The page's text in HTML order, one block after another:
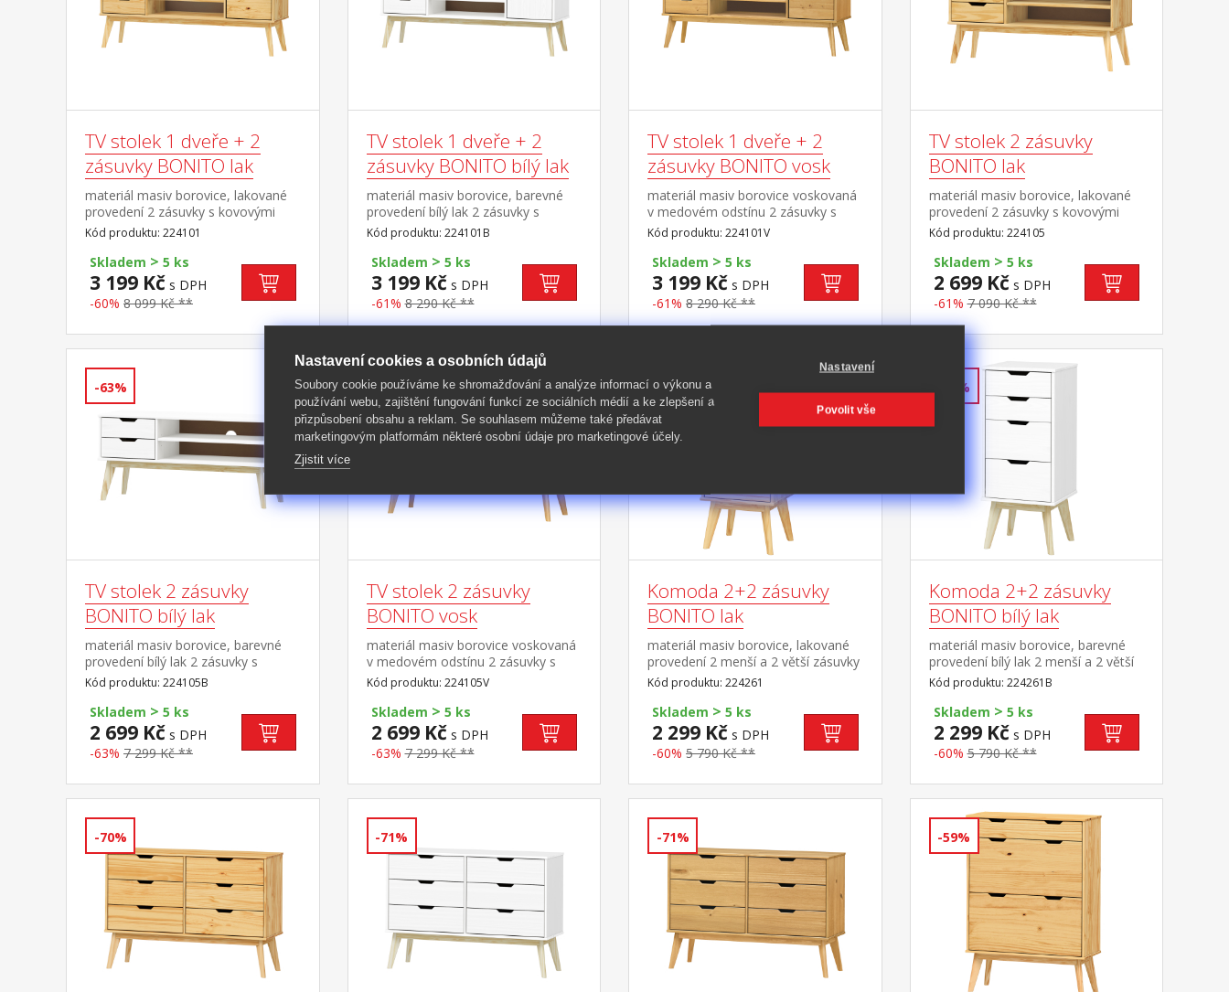
TV stolek 1 dveře + 2
zásuvky BONITO lak
materiál masiv borovice, lakované
provedení 2 zásuvky s kovovými
pojezdy, 1 dvířka, 1 police otvor na
protažení kabelů
Kód produktu: 224101
Skladem > 5 ks
3 199 Kč s DPH
-60% 8 099 Kč **
TV stolek 1 dveře + 2
zásuvky BONITO bílý lak
materiál masiv borovice, barevné
provedení bílý lak 2 zásuvky s
kovovými pojezdy, 1 dvířka, 1
police otvor na protažení kabelů
Kód produktu: 224101B
Skladem > 5 ks
3 199 Kč s DPH
-61% 8 290 Kč **
TV stolek 1 dveře + 2
zásuvky BONITO vosk
materiál masiv borovice voskovaná
v medovém odstínu 2 zásuvky s
kovovými pojezdy, 1 dvířka, 1
police otvor na protažení kabelů
Kód produktu: 224101V
Skladem > 5 ks
3 199 Kč s DPH
-61% 8 290 Kč **
TV stolek 2 zásuvky
BONITO lak
materiál masiv borovice, lakované
provedení 2 zásuvky s kovovými
pojezdy, 1 police otvor na protažení
kabelů
Kód produktu: 224105
Skladem > 5 ks
2 699 Kč s DPH
-61% 7 090 Kč **
-63%
TV stolek 2 zásuvky
BONITO bílý lak
materiál masiv borovice, barevné
provedení bílý lak 2 zásuvky s
kovovými pojezdy, 1 police otvor na
protažení kabelů
Kód produktu: 224105B
Skladem > 5 ks
2 699 Kč s DPH
-63% 7 299 Kč **
-63%
TV stolek 2 zásuvky
BONITO vosk
materiál masiv borovice voskovaná
v medovém odstínu 2 zásuvky s
kovovými pojezdy, 1 police otvor na
protažení kabelů
Kód produktu: 224105V
Skladem > 5 ks
2 699 Kč s DPH
-63% 7 299 Kč **
-60%
Komoda 2+2 zásuvky
BONITO lak
materiál masiv borovice, lakované
provedení 2 menší a 2 větší zásuvky
s kovovými pojezdy
Kód produktu: 224261
Skladem > 5 ks
2 299 Kč s DPH
-60% 5 790 Kč **
-60%
Komoda 2+2 zásuvky
BONITO bílý lak
materiál masiv borovice, barevné
provedení bílý lak 2 menší a 2 větší
zásuvky s kovovými pojezdy
Kód produktu: 224261B
Skladem > 5 ks
2 299 Kč s DPH
-60% 5 790 Kč **
-70% -71% -71% -59%
Nastavení cookies a osobních údajů
Soubory cookie používáme ke shromažďování a analýze informací o výkonu a
používání webu, zajištění fungování funkcí ze sociálních médií a ke zlepšení a
přizpůsobení obsahu a reklam. Se souhlasem můžeme také předávat
marketingovým platformám některé osobní údaje pro marketingové účely.
Zjistit více
Nastavení
Povolit vše